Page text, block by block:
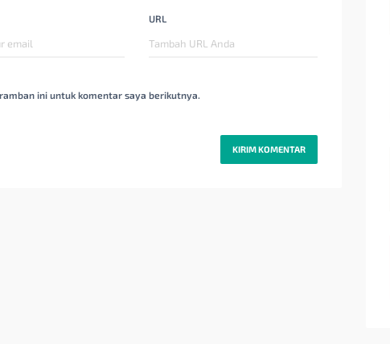
URL
ini untuk komentar saya berikutnya.